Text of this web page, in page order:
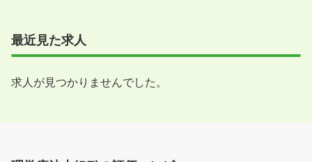
最近見た求人
求人が見つかりませんでした。